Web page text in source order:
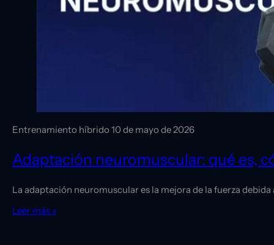
Entrenamiento híbrido 10 de mayo de 2026
Adaptación neuromuscular: qué es,
La adaptación neuromuscular es la mejora de la fuerza
Leer más »